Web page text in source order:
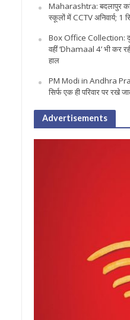
Maharashtra: बदलापुर
स्कूलों में CCTV अनिवार्य; 1
Box Office Collection:
वहीं ‘Dhamaal 4’ भी कर
हाल
PM Modi in Andhra
सिर्फ एक ही परिवार पर रखे
Advertisements